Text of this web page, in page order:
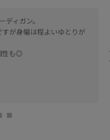
ィガン。
が身幅は程よいゆとりが
性も◎